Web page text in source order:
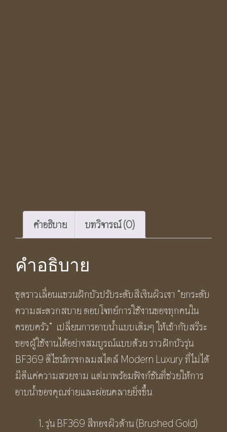
คำอธิบาย บทวิจารณ์ (0)
คำอธิบาย
ชุดราวเลื่อนแขวนฝักบัวปรับระดับสีเงินผิวเงา “ยกระดับ
ความสะดวกสบาย ตอบโจทย์การใช้งานของทุกคนใน
ครอบครัว” เปลี่ยนการอาบน้ำแบบเดิมๆ ให้เข้ากับสรีระ
ของผู้ใช้งานได้อย่างสมบูรณ์แบบด้วย ราวฝักบัวรุ่น
BF369 ดีไซน์ทรงกลมสไตล์ Modern Luxury ที่ไม่ได้
มีดีแค่ความสวยงาม แต่มาพร้อมฟังก์ชันที่ช่วยให้การ
อาบน้ำของคุณง่ายและผ่อนคลายยิ่งขึ้น
รุ่น BF369 สีทองผิวด้าน (Brushed Gold)